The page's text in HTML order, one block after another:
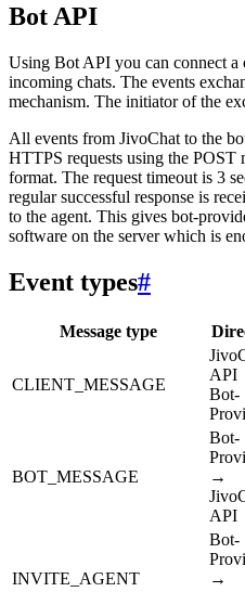
Bot API
Using Bot API you can connect a
incoming chats. The events
mechanism. The initiator of the
All events from JivoChat to the
HTTPS requests using the POST
format. The request timeout is 3
regular successful response is
to the agent. This gives bot-
software on the server which is
Event types#
Message type
CLIENT_MESSAGE
API
Bot-
BOT_MESSAGE
Bot-
→
API
INVITE_AGENT
Bot-
→